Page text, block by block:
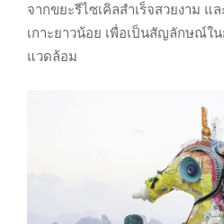
จากขยะรีไซเคิลสำเร็จสวยงาม แ
เกาะยาวน้อย เพื่อเป็นสัญลักษณ์ใ
แวดล้อม